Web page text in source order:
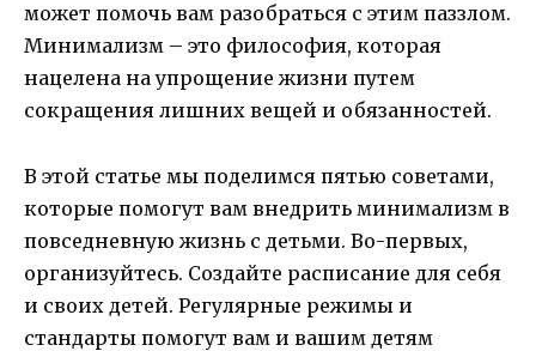
может помочь вам разобраться с этим паззлом.
Минимализм – это философия, которая
нацелена на упрощение жизни путем
сокращения лишних вещей и обязанностей.
В этой статье мы поделимся пятью советами,
которые помогут вам внедрить минимализм в
повседневную жизнь с детьми. Во-первых,
организуйтесь. Создайте расписание для себя
и своих детей. Регулярные режимы и
стандарты помогут вам и вашим детям